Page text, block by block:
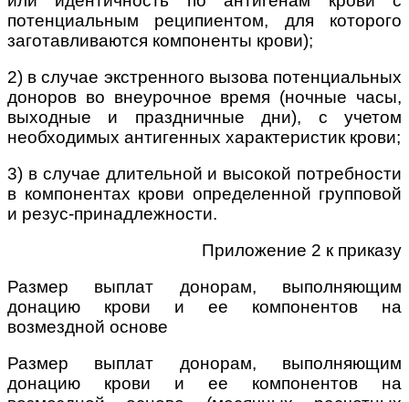
потенциальным реципиентом, для которого
заготавливаются компоненты крови);
2) в случае экстренного вызова потенциальных
доноров во внеурочное время (ночные часы,
выходные и праздничные дни), с учетом
необходимых антигенных характеристик крови;
3) в случае длительной и высокой потребности
в компонентах крови определенной групповой
и резус-принадлежности.
Приложение 2 к приказу
Размер выплат донорам, выполняющим
донацию крови и ее компонентов на
возмездной основе
Размер выплат донорам, выполняющим
донацию крови и ее компонентов на